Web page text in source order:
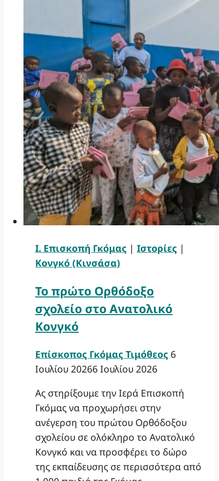
Ι. Επισκοπή Γκόμας | Ιστορίες |
Κονγκό (Κινσάσα)
Το πρώτο Ορθόδοξο
σχολείο στο Ανατολικό
Κονγκό
Επίσκοπος Γκόμας Τιμόθεος 6
Ιουλίου 20266 Ιουλίου 2026
Ας στηρίξουμε την Ιερά Επισκοπή
Γκόμας να προχωρήσει στην
ανέγερση του πρώτου Ορθόδοξου
σχολείου σε ολόκληρο το Ανατολικό
Κονγκό και να προσφέρει το δώρο
της εκπαίδευσης σε περισσότερα από